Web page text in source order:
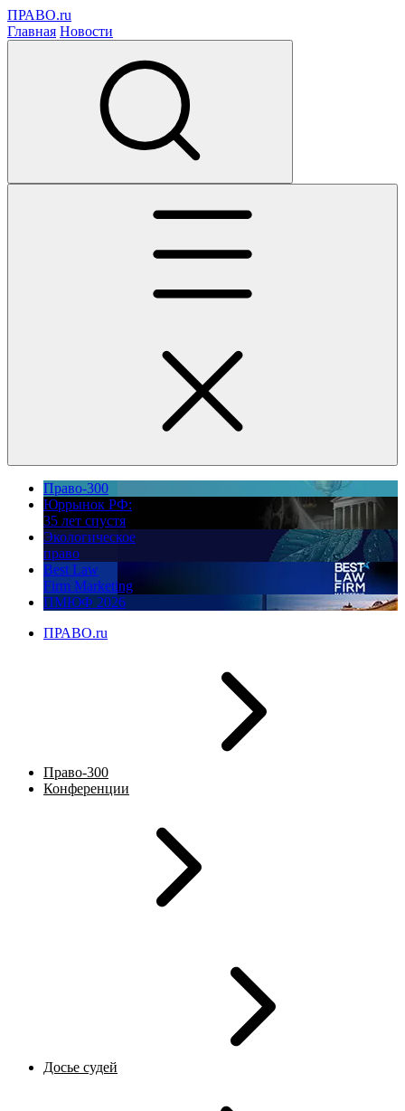
ПРАВО.ru
Главная Новости
Право-300
Юррынок РФ:
35 лет спустя
Экологическое
право
Best Law
Firm Marketing
ПМЮФ 2026
ПРАВО.ru
Право-300
Конференции
Досье судей